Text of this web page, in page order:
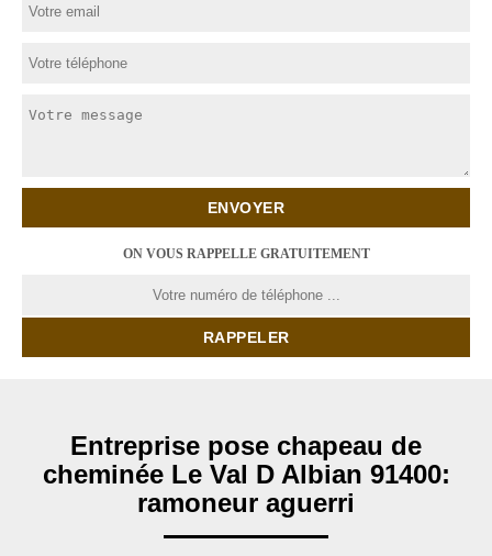
ON VOUS RAPPELLE GRATUITEMENT
Entreprise pose chapeau de
cheminée Le Val D Albian 91400:
ramoneur aguerri